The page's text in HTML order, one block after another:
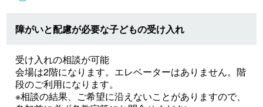
障がいと配慮が必要な子どもの受け入れ
受け入れの相談が可能
会場は2階になります。エレベーターはありません。階
段のご利用になります。
※相談の結果、ご希望に沿えないことがありますので、